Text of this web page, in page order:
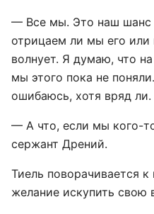
— Все мы. Это наш шанс
отрицаем ли мы его или
волнует. Я думаю, что
мы этого пока не
ошибаюсь, хотя вряд ли.
— А что, если мы кого-
сержант Дрений.
Тиель поворачивается к
желание искупить свою